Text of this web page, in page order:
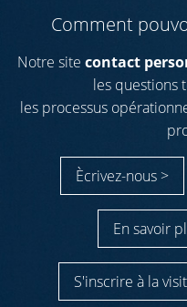
Comment
Notre site contact
les questions
les processus
Ècrivez-nous >
En savoir
S'inscrire à la